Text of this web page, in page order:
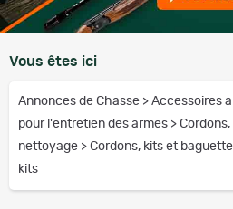
Vous êtes ici
Annonces de Chasse > Accessoires
pour l'entretien des armes >
nettoyage > Cordons, kits et
kits